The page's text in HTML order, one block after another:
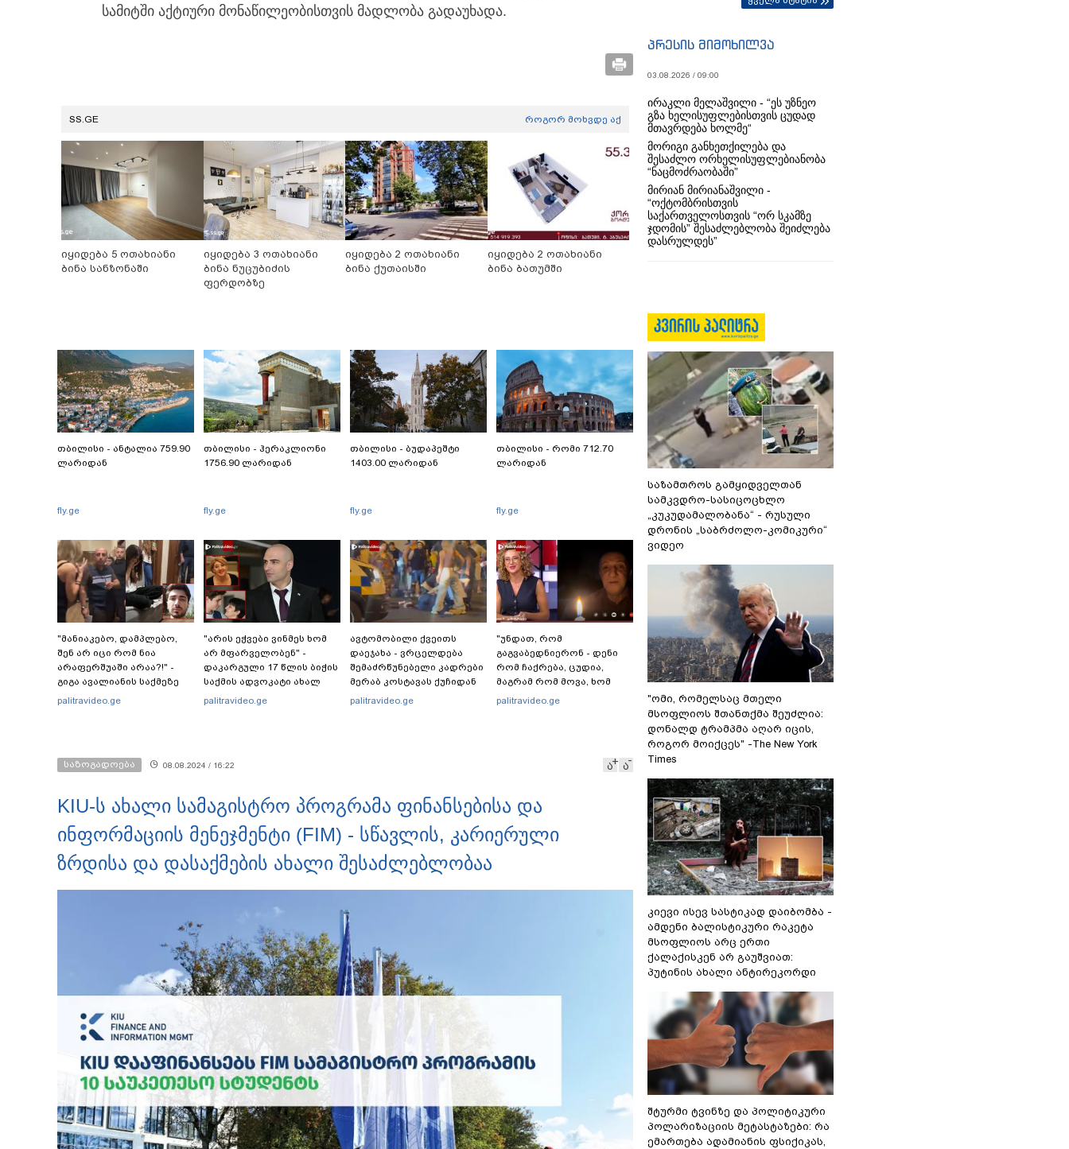
სამიტში აქტიური მონაწილეობისთვის მადლობა გადაუხადა.
SS.GE როგორ მოხვდე აქ
იყიდება 5 ოთახიანი
ბინა სანზონაში
იყიდება 3 ოთახიანი
ბინა ნუცუბიძის
ფერდობზე
იყიდება 2 ოთახიანი
ბინა ქუთაისში
იყიდება 2 ოთახიანი
ბინა ბათუმში
თბილისი - ანტალია 759.90
ლარიდან
fly.ge
თბილისი - ჰერაკლიონი
1756.90 ლარიდან
fly.ge
თბილისი - ბუდაპეშტი
1403.00 ლარიდან
fly.ge
თბილისი - რომი 712.70
ლარიდან
fly.ge
"მანიაკებო, დამპლებო,
შენ არ იცი რომ ნია
არაფერშუაში არაა?!" -
გიგა ავალიანის საქმეზე
ნია იმნაძეს აკავებენ
palitravideo.ge
"არის ეჭვები ვინმეს ხომ
არ მფარველობენ" -
დაკარგული 17 წლის ბიჭის
საქმის ადვოკატი ახალ
გარემოებებზე საუბრობს
palitravideo.ge
ავტომობილი ქვეითს
დაეჯახა - ვრცელდება
შემაძრწუნებელი კადრები
მერაბ კოსტავას ქუჩიდან
palitravideo.ge
"უნდათ, რომ
გაგვაბედნიერონ - დენი
რომ ჩაქრება, ცუდია,
მაგრამ რომ მოვა, ხომ
გაგვეხარდება“ -
palitravideo.ge
საზოგადოება 08.08.2024 / 16:22 ა ა
KIU-ს ახალი სამაგისტრო პროგრამა ფინანსებისა და
ინფორმაციის მენეჯმენტი (FIM) - სწავლის, კარიერული
ზრდისა და დასაქმების ახალი შესაძლებლობაა
პრესის მიმოხილვა
03.08.2026 / 09:00
ირაკლი მელაშვილი - “ეს უზნეო
გზა ხელისუფლებისთვის ცუდად
მთავრდება ხოლმე“
მორიგი განხეთქილება და
შესაძლო ორხელისუფლებიანობა
“ნაცმოძრაობაში”
მირიან მირიანაშვილი -
“ოქტომბრისთვის
საქართველოსთვის “ორ სკამზე
ჯდომის” შესაძლებლობა შეიძლება
დასრულდეს”
საზამთროს გამყიდველთან
სამკვდრო-სასიცოცხლო
„კუკუდამალობანა“ - რუსული
დრონის „საბრძოლო-კომიკური“
ვიდეო
"ომი, რომელსაც მთელი
მსოფლიოს შთანთქმა შეუძლია:
დონალდ ტრამპმა აღარ იცის,
როგორ მოიქცეს" -The New York
Times
კიევი ისევ სასტიკად დაიბომბა -
ამდენი ბალისტიკური რაკეტა
მსოფლიოს არც ერთი
ქალაქისკენ არ გაუშვიათ:
პუტინის ახალი ანტირეკორდი
შტურმი ტვინზე და პოლიტიკური
პოლარიზაციის მეტასტაზები: რა
ემართება ადამიანის ფსიქიკას,